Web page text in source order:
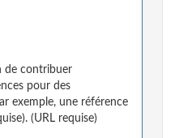
de contribuer
pour des
exemple, une référence
(URL requise)